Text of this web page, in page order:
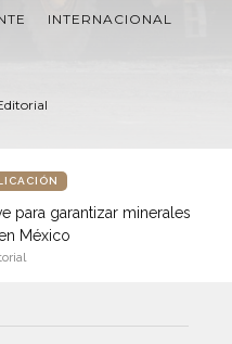
INTERNACIONAL
para garantizar minerales
México